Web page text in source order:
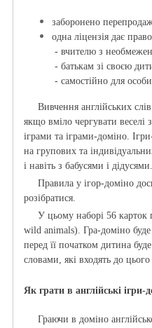
заборонено
одна ліцензія дає
- вчителю з
- батькам зі своєю
- самостійно для
Вивчення англійських
якщо вміло чергувати веселі
іграми та іграми-доміно.
на групових та
і навіть з бабусями і дідусями.
Правила у ігор-доміно
розібратися.
У цьому наборі 56 карток
wild animals). Гра-доміно
перед її початком дитина
словами, які входять до
Як грати в англійські ігри-
Граючи в доміно